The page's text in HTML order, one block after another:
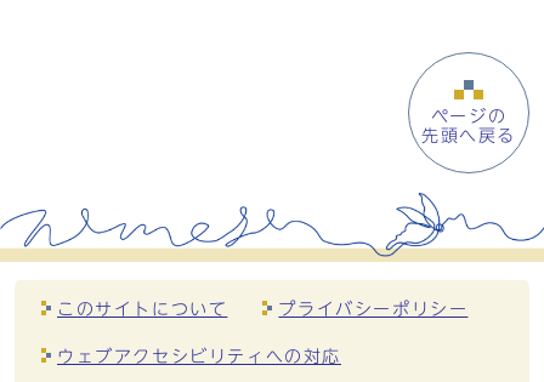
ページの
先頭へ戻る
このサイトについて プライバシーポリシー
ウェブアクセシビリティへの対応